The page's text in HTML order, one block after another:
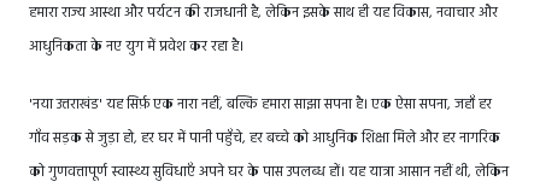
हमारा राज्य आस्था और पर्यटन की राजधानी है, लेकिन इसके साथ ही यह विकास, नवाचार और
आधुनिकता के नए युग में प्रवेश कर रहा है।
'नया उत्तराखंड' यह सिर्फ़ एक नारा नहीं, बल्कि हमारा साझा सपना है। एक ऐसा सपना, जहाँ हर
गाँव सड़क से जुड़ा हो, हर घर में पानी पहुँचे, हर बच्चे को आधुनिक शिक्षा मिले और हर नागरिक
को गुणवत्तापूर्ण स्वास्थ्य सुविधाएँ अपने घर के पास उपलब्ध हों। यह यात्रा आसान नहीं थी, लेकिन